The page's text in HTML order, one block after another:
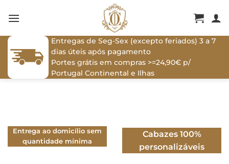
Entregas de Seg-Sex (excepto feriados) 3 a 7
dias úteis após pagamento
Portes grátis em compras >=24,90€ p/
Portugal Continental e Ilhas
Entrega ao domicílio sem
quantidade mínima
Cabazes 100%
personalizáveis